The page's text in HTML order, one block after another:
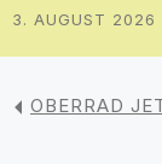
3. AUGUST 2026
OBERRAD